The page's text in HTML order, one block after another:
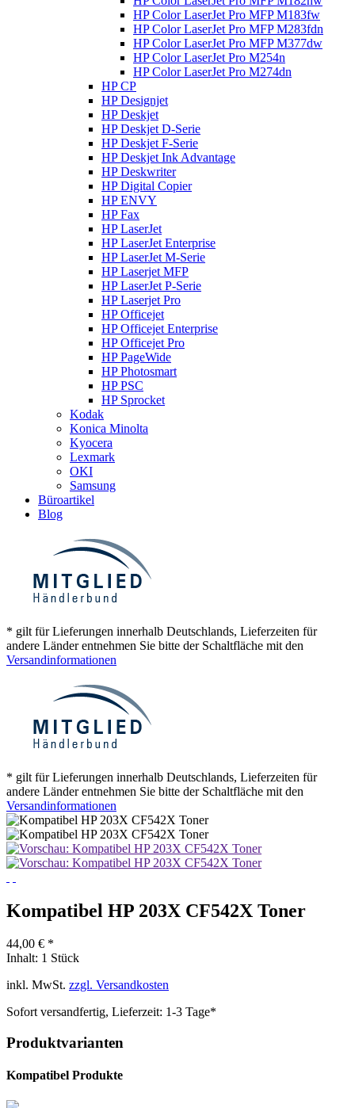
HP Color LaserJet Pro MFP M183fw
HP Color LaserJet Pro MFP M283fdn
HP Color LaserJet Pro MFP M377dw
HP Color LaserJet Pro M254n
HP Color LaserJet Pro M274dn
HP CP
HP Designjet
HP Deskjet
HP Deskjet D-Serie
HP Deskjet F-Serie
HP Deskjet Ink Advantage
HP Deskwriter
HP Digital Copier
HP ENVY
HP Fax
HP LaserJet
HP LaserJet Enterprise
HP LaserJet M-Serie
HP Laserjet MFP
HP LaserJet P-Serie
HP Laserjet Pro
HP Officejet
HP Officejet Enterprise
HP Officejet Pro
HP PageWide
HP Photosmart
HP PSC
HP Sprocket
Kodak
Konica Minolta
Kyocera
Lexmark
OKI
Samsung
Büroartikel
Blog
* gilt für Lieferungen innerhalb Deutschlands, Lieferzeiten für
andere Länder entnehmen Sie bitte der Schaltfläche mit den
Versandinformationen
* gilt für Lieferungen innerhalb Deutschlands, Lieferzeiten für
andere Länder entnehmen Sie bitte der Schaltfläche mit den
Versandinformationen
Kompatibel HP 203X CF542X Toner
44,00 € *
Inhalt: 1 Stück
inkl. MwSt. zzgl. Versandkosten
Sofort versandfertig, Lieferzeit: 1-3 Tage*
Produktvarianten
Kompatibel Produkte